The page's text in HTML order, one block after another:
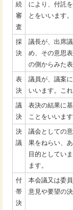
続
審
査
により、付託
とをいいます。
採
決
議長が、出席
め、その意思
の側からみた表
表
決
議員が、議案
いいます。こ
議
決
表決の結果に
ことをいいます
決
議
議会としての
果をねらい、
目的としてい
ます。
付
帯
決
本会議又は委
意見や要望の